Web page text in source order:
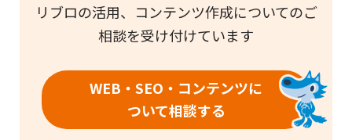
リブロの活用、コンテンツ作成についてのご
相談を受け付けています
WEB・SEO・コンテンツに
ついて相談する